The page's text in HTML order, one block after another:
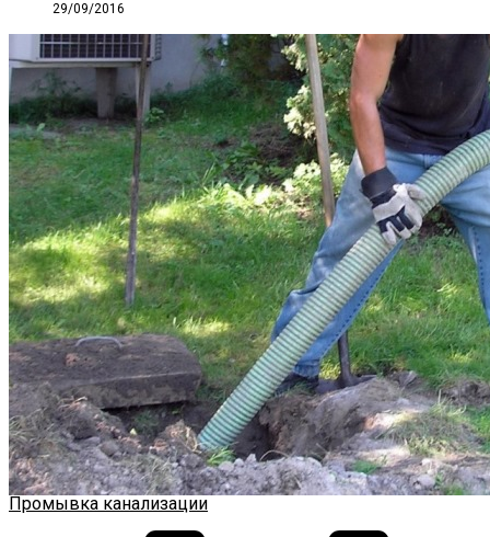
29/09/2016
Промывка канализации